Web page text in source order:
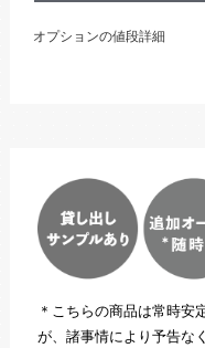
オプションの値段詳細
＊こちらの商品は常時安
が、諸事情により予告な